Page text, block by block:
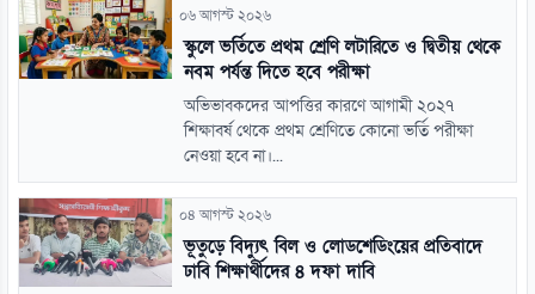
০৬ আগস্ট ২০২৬
স্কুলে ভর্তিতে প্রথম শ্রেণি লটারিতে ও দ্বিতীয় থেকে
নবম পর্যন্ত দিতে হবে পরীক্ষা
অভিভাবকদের আপত্তির কারণে আগামী ২০২৭
শিক্ষাবর্ষ থেকে প্রথম শ্রেণিতে কোনো ভর্তি পরীক্ষা
নেওয়া হবে না।...
০৪ আগস্ট ২০২৬
ভূতুড়ে বিদ্যুৎ বিল ও লোডশেডিংয়ের প্রতিবাদে
ঢাবি শিক্ষার্থীদের ৪ দফা দাবি